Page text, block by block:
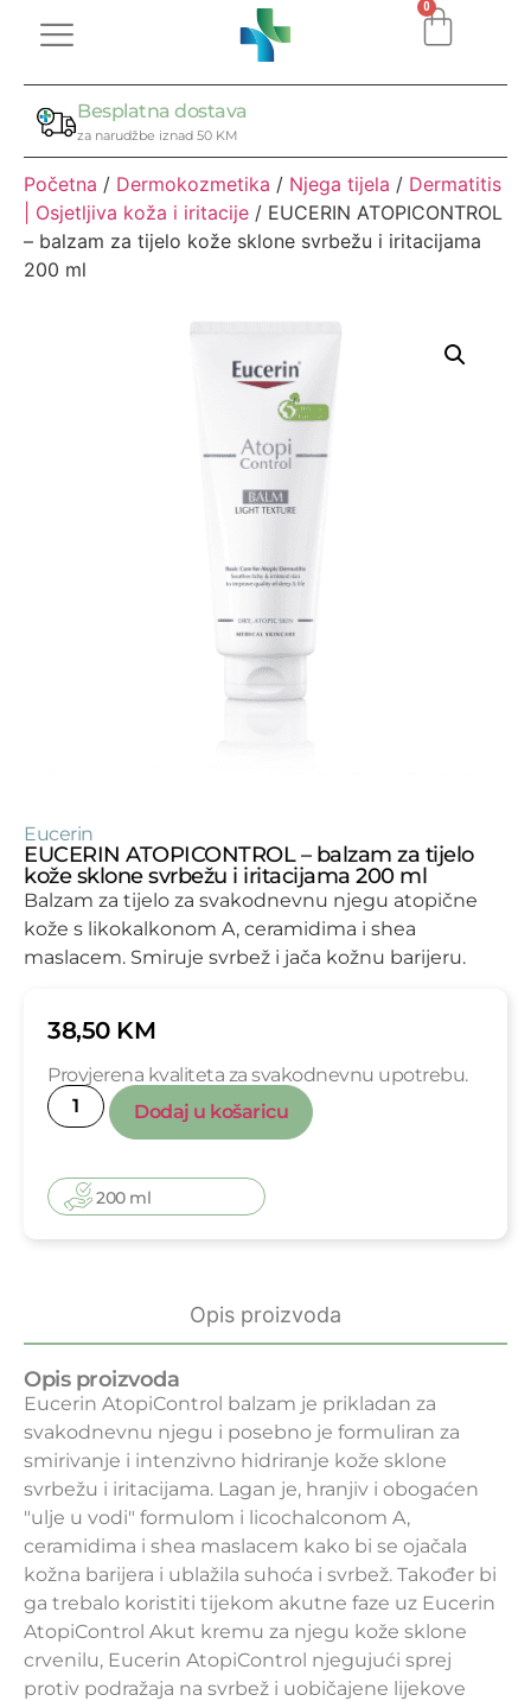
0
Besplatna dostava
za narudžbe iznad 50 KM
Početna / Dermokozmetika / Njega tijela / Dermatitis
| Osjetljiva koža i iritacije / EUCERIN ATOPICONTROL
– balzam za tijelo kože sklone svrbežu i iritacijama
200 ml
Eucerin
EUCERIN ATOPICONTROL – balzam za tijelo
kože sklone svrbežu i iritacijama 200 ml
Balzam za tijelo za svakodnevnu njegu atopične
kože s likokalkonom A, ceramidima i shea
maslacem. Smiruje svrbež i jača kožnu barijeru.
38,50 KM
Provjerena kvaliteta za svakodnevnu upotrebu.
Dodaj u košaricu
200 ml
Opis proizvoda
Opis proizvoda
Eucerin AtopiControl balzam je prikladan za
svakodnevnu njegu i posebno je formuliran za
smirivanje i intenzivno hidriranje kože sklone
svrbežu i iritacijama. Lagan je, hranjiv i obogaćen
"ulje u vodi" formulom i licochalconom A,
ceramidima i shea maslacem kako bi se ojačala
kožna barijera i ublažila suhoća i svrbež. Također bi
ga trebalo koristiti tijekom akutne faze uz Eucerin
AtopiControl Akut kremu za njegu kože sklone
crvenilu, Eucerin AtopiControl njegujući sprej
protiv podražaja na svrbež i uobičajene lijekove